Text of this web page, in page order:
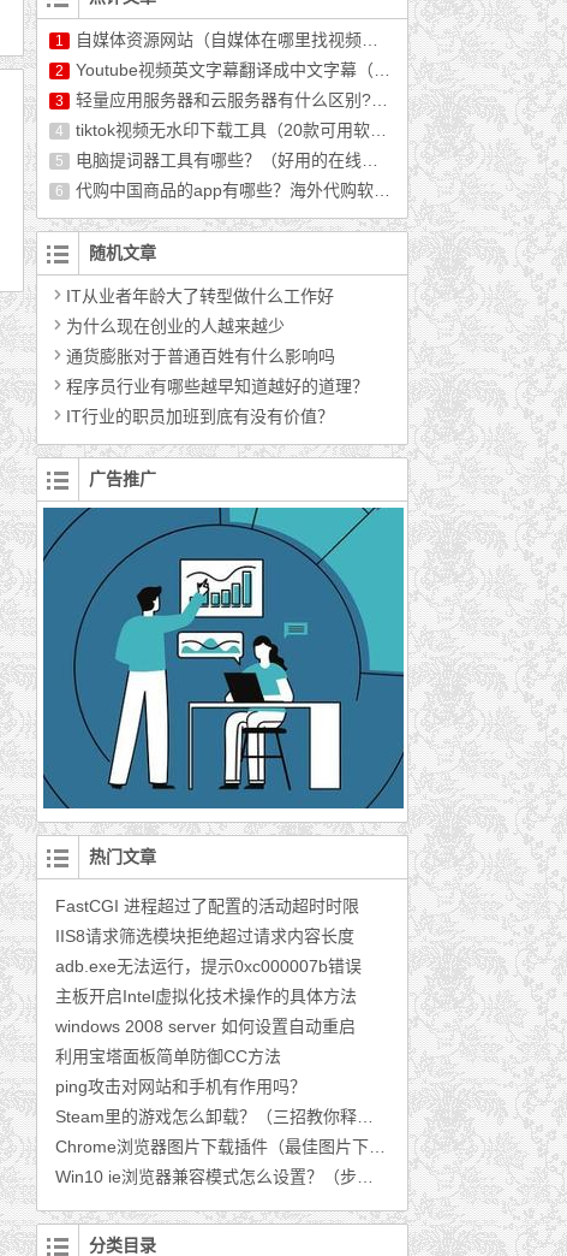
1 自媒体资源网站（自媒体在哪里找视频资源）
2 Youtube视频英文字幕翻译成中文字幕（最新教程）
3 轻量应用服务器和云服务器有什么区别?哪个好用?
4 tiktok视频无水印下载工具（20款可用软件推荐）
5 电脑提词器工具有哪些？（好用的在线提词器分享）
6 代购中国商品的app有哪些？海外代购软件排行榜前十
随机文章
IT从业者年龄大了转型做什么工作好
为什么现在创业的人越来越少
通货膨胀对于普通百姓有什么影响吗
程序员行业有哪些越早知道越好的道理？
IT行业的职员加班到底有没有价值？
广告推广
热门文章
FastCGI 进程超过了配置的活动超时时限
IIS8请求筛选模块拒绝超过请求内容长度
adb.exe无法运行，提示0xc000007b错误
主板开启Intel虚拟化技术操作的具体方法
windows 2008 server 如何设置自动重启
利用宝塔面板简单防御CC方法
ping攻击对网站和手机有作用吗？
分类目录